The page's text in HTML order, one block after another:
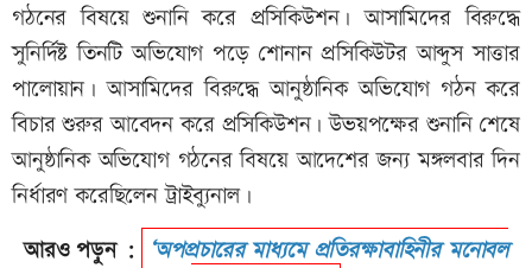
গঠনের বিষয়ে শুনানি করে প্রসিকিউশন। আসামিদের বিরুদ্ধে
সুনির্দিষ্ট তিনটি অভিযোগ পড়ে শোনান প্রসিকিউটর আব্দুস সাত্তার
পালোয়ান। আসামিদের বিরুদ্ধে আনুষ্ঠানিক অভিযোগ গঠন করে
বিচার শুরুর আবেদন করে প্রসিকিউশন। উভয়পক্ষের শুনানি শেষে
আনুষ্ঠানিক অভিযোগ গঠনের বিষয়ে আদেশের জন্য মঙ্গলবার দিন
নির্ধারণ করেছিলেন ট্রাইব্যুনাল।
আরও পড়ুন : ‘অপপ্রচারের মাধ্যমে প্রতিরক্ষাবাহিনীর মনোবল